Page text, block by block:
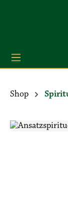
Zum Hauptinhalt
Shop
Bildergalerie